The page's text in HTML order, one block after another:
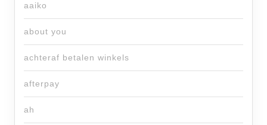
aaiko
about you
achteraf betalen winkels
afterpay
ah